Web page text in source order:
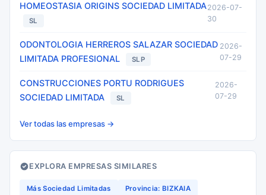
HOMEOSTASIA ORIGINS SOCIEDAD LIMITADA
SL
2026-07-
30
ODONTOLOGIA HERREROS SALAZAR SOCIEDAD
LIMITADA PROFESIONAL
SLP
2026-
07-29
CONSTRUCCIONES PORTU RODRIGUES
SOCIEDAD LIMITADA
SL
2026-
07-29
Ver todas las empresas →
EXPLORA EMPRESAS SIMILARES
Más Sociedad Limitadas Provincia: BIZKAIA